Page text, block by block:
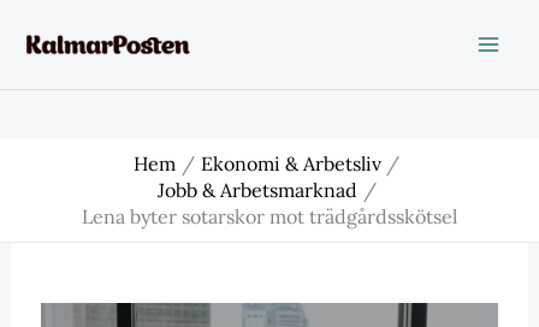
Hem
Ekonomi & Arbetsliv
Jobb & Arbetsmarknad
Lena byter sotarskor mot trädgårdsskötsel